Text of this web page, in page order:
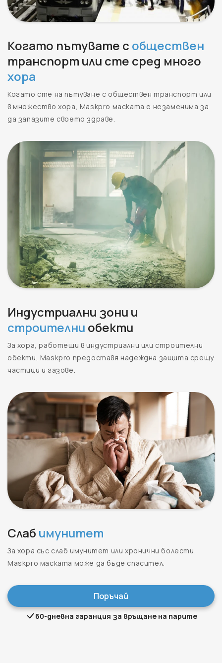
Когато пътувате с обществен
транспорт или сте сред много
хора
Когато сте на пътуване с обществен транспорт или
в множество хора, Maskpro маската е незаменима за
да запазите своето здраве.
Индустриални зони и
строителни обекти
За хора, работещи в индустриални или строителни
обекти, Maskpro предоставя надеждна защита срещу
частици и газове.
Слаб имунитет
За хора със слаб имунитет или хронични болести,
Maskpro маската може да бъде спасител.
Поръчай
60-дневна гаранция за връщане на парите